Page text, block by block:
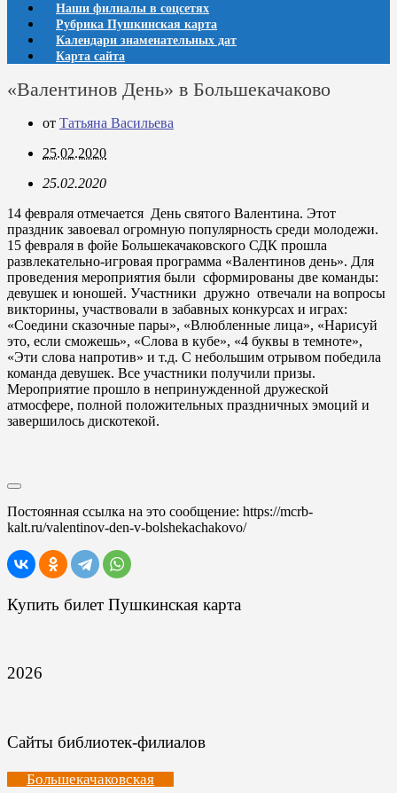
Наши филиалы в соцсетях
Рубрика Пушкинская карта
Календари знаменательных дат
Карта сайта
«Валентинов День» в Большекачаково
от Татьяна Васильева
25.02.2020
25.02.2020
14 февраля отмечается День святого Валентина. Этот
праздник завоевал огромную популярность среди молодежи.
15 февраля в фойе Большекачаковского СДК прошла
развлекательно-игровая программа «Валентинов день». Для
проведения мероприятия были сформированы две команды:
девушек и юношей. Участники дружно отвечали на вопросы
викторины, участвовали в забавных конкурсах и играх:
«Соедини сказочные пары», «Влюбленные лица», «Нарисуй
это, если сможешь», «Слова в кубе», «4 буквы в темноте»,
«Эти слова напротив» и т.д. С небольшим отрывом победила
команда девушек. Все участники получили призы.
Мероприятие прошло в непринужденной дружеской
атмосфере, полной положительных праздничных эмоций и
завершилось дискотекой.
Постоянная ссылка на это сообщение: https://mcrb-
kalt.ru/valentinov-den-v-bolshekachakovo/
Купить билет Пушкинская карта
2026
Сайты библиотек-филиалов
Большекачаковская